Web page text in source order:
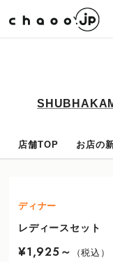
店舗TOP お店の
ディナー
レディースセット
¥1,925～ （税込）